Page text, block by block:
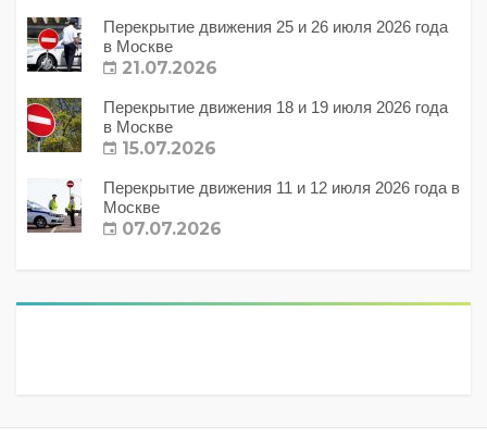
Перекрытие движения 25 и 26 июля 2026 года
в Москве
21.07.2026
Перекрытие движения 18 и 19 июля 2026 года
в Москве
15.07.2026
Перекрытие движения 11 и 12 июля 2026 года в
Москве
07.07.2026